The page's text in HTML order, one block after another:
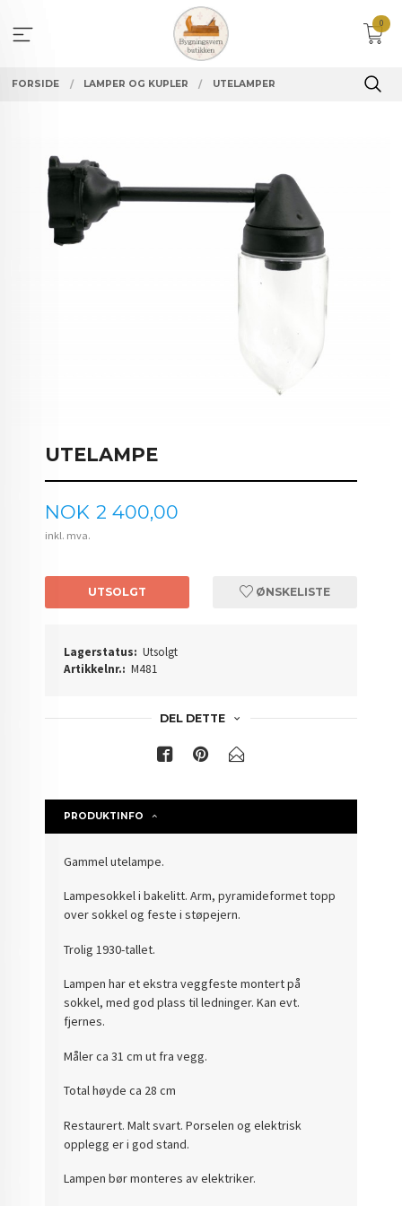
innholdet
0
FORSIDE LAMPER OG KUPLER UTELAMPER
UTELAMPE
Pris
NOK 2 400,00
inkl. mva.
UTSOLGT ØNSKELISTE
Lagerstatus: Utsolgt
Artikkelnr.: M481
DEL DETTE
PRODUKTINFO
Gammel utelampe.
Lampesokkel i bakelitt. Arm, pyramideformet topp
over sokkel og feste i støpejern.
Trolig 1930-tallet.
Lampen har et ekstra veggfeste montert på
sokkel, med god plass til ledninger. Kan evt.
fjernes.
Måler ca 31 cm ut fra vegg.
Total høyde ca 28 cm
Restaurert. Malt svart. Porselen og elektrisk
opplegg er i god stand.
Lampen bør monteres av elektriker.